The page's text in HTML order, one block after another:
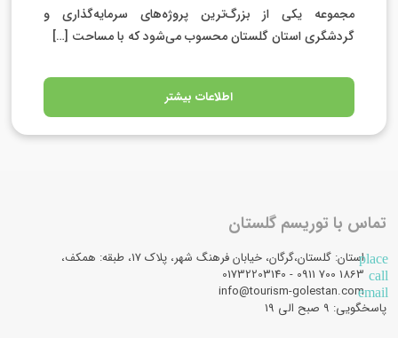
مجموعه یکی از بزرگ‌ترین پروژه‌های سرمایه‌گذاری و
گردشگری استان گلستان محسوب می‌شود که با مساحت […]
اطلاعات بیشتر
تماس با توریسم گلستان
placeاستان: گلستان،گرگان، خیابان فرهنگ شهر، پلاک 17، طبقه: همکف،
call
email
info@tourism-golestan.com
پاسخگویی: ۹ صبح الی 19